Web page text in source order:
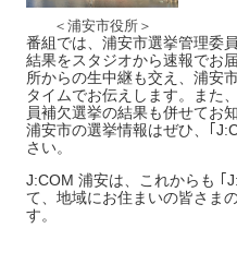
＜浦安市役所＞
番組では、浦安市選挙管理委
結果をスタジオから速報でお
所からの生中継も交え、浦安
タイムでお伝えします。また
員補欠選挙の結果も併せてお
浦安市の選挙情報はぜひ、｢
さい。
J:COM 浦安は、これからも ｢
て、地域にお住まいの皆さま
す。